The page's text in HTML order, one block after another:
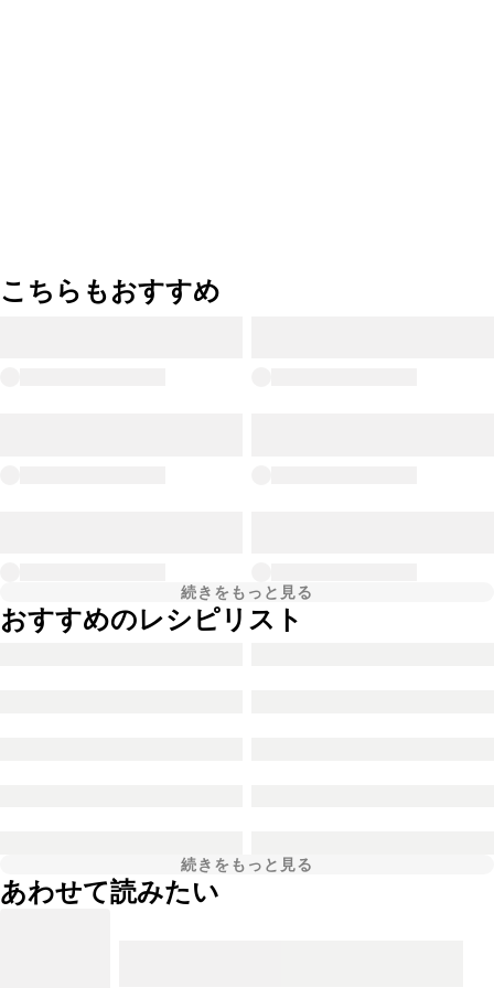
こちらもおすすめ
続きをもっと見る
おすすめのレシピリスト
続きをもっと見る
あわせて読みたい